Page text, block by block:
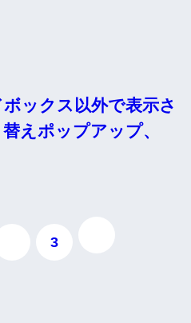
ックス以外で表示さ
えポップアップ、
3